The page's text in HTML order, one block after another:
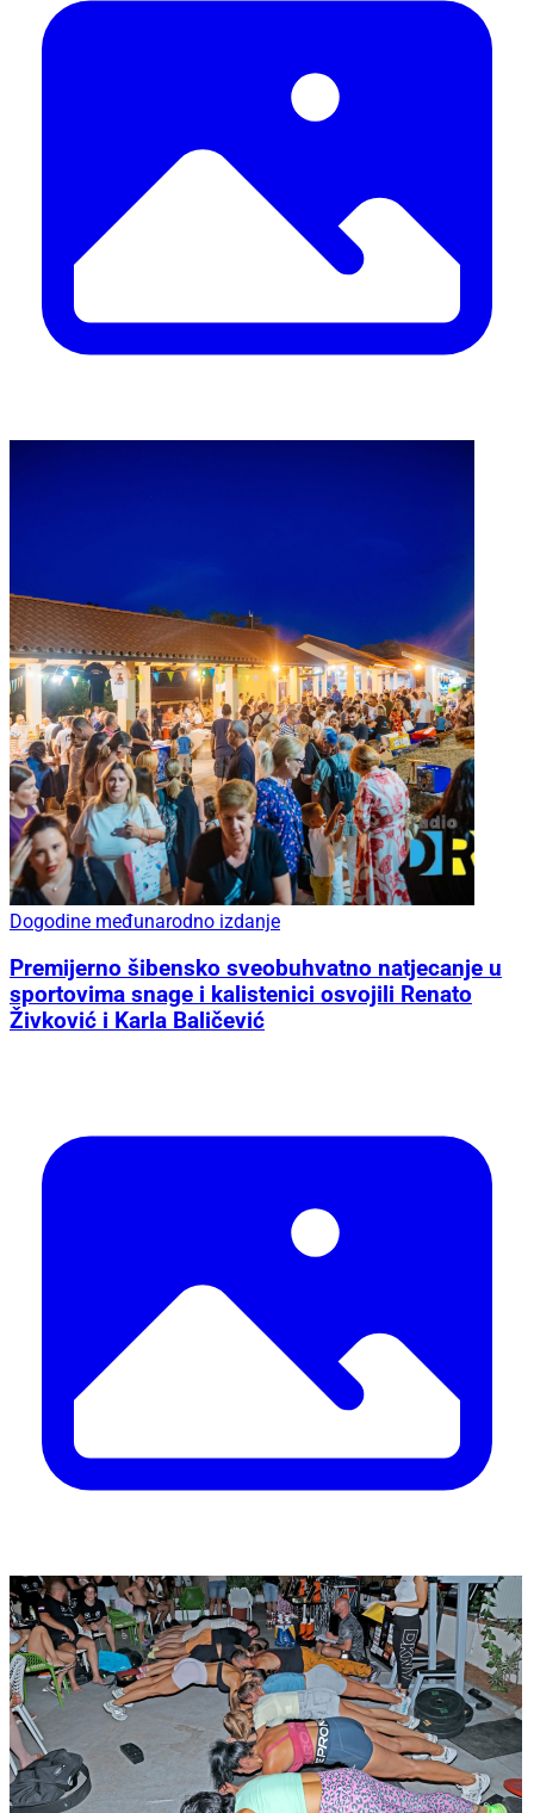
Dogodine međunarodno izdanje
Premijerno šibensko sveobuhvatno natjecanje u
sportovima snage i kalistenici osvojili Renato
Živković i Karla Baličević